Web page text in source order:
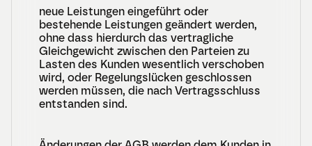
neue Leistungen eingeführt oder
bestehende Leistungen geändert werden,
ohne dass hierdurch das vertragliche
Gleichgewicht zwischen den Parteien zu
Lasten des Kunden wesentlich verschoben
wird, oder Regelungslücken geschlossen
werden müssen, die nach Vertragsschluss
entstanden sind.